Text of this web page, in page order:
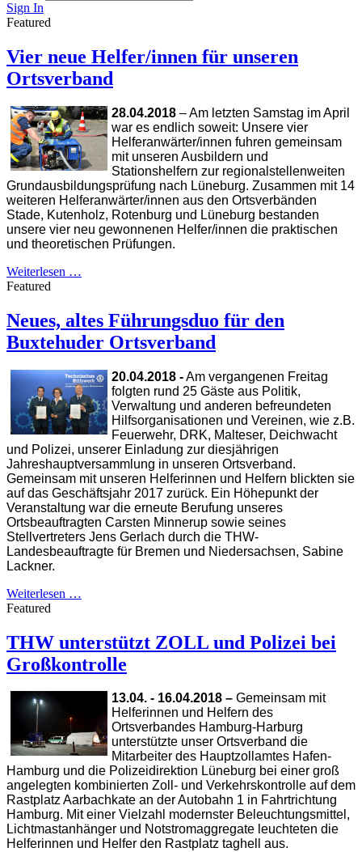
Sign In
Featured
Vier neue Helfer/innen für unseren
Ortsverband
28.04.2018 – Am letzten Samstag im April
war es endlich soweit: Unsere vier
Helferanwärter/innen fuhren gemeinsam
mit unseren Ausbildern und
Stationshelfern zur regionalstellenweiten
Grundausbildungsprüfung nach Lüneburg. Zusammen mit 14
weiteren Helferanwärter/innen aus den Ortsverbänden
Stade, Kutenholz, Rotenburg und Lüneburg bestanden
unsere vier neu gewonnenen Helfer/innen die praktischen
und theoretischen Prüfungen.
Weiterlesen …
Featured
Neues, altes Führungsduo für den
Buxtehuder Ortsverband
20.04.2018 -Am vergangenen Freitag
folgten rund 25 Gäste aus Politik,
Verwaltung und anderen befreundeten
Hilfsorganisationen und Vereinen, wie z.B.
Feuerwehr, DRK, Malteser, Deichwacht
und Polizei, unserer Einladung zur diesjährigen
Jahreshauptversammlung in unseren Ortsverband.
Gemeinsam mit unseren Helferinnen und Helfern blickten sie
auf das Geschäftsjahr 2017 zurück. Ein Höhepunkt der
Veranstaltung war die erneute Berufung unseres
Ortsbeauftragten Carsten Minnerup sowie seines
Stellvertreters Jens Gerlach durch die THW-
Landesbeauftragte für Bremen und Niedersachsen, Sabine
Lackner.
Weiterlesen …
Featured
THW unterstützt ZOLL und Polizei bei
Großkontrolle
13.04. - 16.04.2018 – Gemeinsam mit
Helferinnen und Helfern des
Ortsverbandes Hamburg-Harburg
unterstützte unser Ortsverband die
Mitarbeiter des Hauptzollamtes Hafen-
Hamburg und die Polizeidirektion Lüneburg bei einer groß
angelegten kombinierten Zoll- und Verkehrskontrolle auf dem
Rastplatz Aarbachkate an der Autobahn 1 in Fahrtrichtung
Hamburg. Mit einer Vielzahl modernster Beleuchtungsmittel,
Lichtmastanhänger und Notstromaggregate leuchteten die
Helferinnen und Helfer den Rastplatz taghell aus.